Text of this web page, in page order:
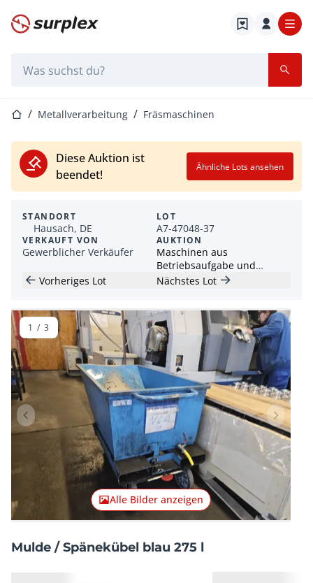
Startseite
StartseiteMetallverarbeitung Fräsmaschinen
Diese Auktion ist
beendet!
Ähnliche Lots ansehen
STANDORT
Hausach, DE
VERKAUFT VON
Gewerblicher Verkäufer
LOT
A7-47048-37
AUKTION
Maschinen aus
Betriebsaufgabe und
Produktionsschließung
Vorheriges Lot Nächstes Lot
Vorheriger Artikel
Alle Bilder anzeigen
1 / 3
Mulde / Spänekübel blau 275 l